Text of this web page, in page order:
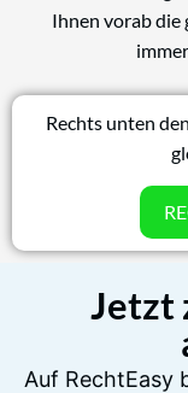
Ihnen vorab die
Rechts unten
Jetzt
Auf RechtEasy